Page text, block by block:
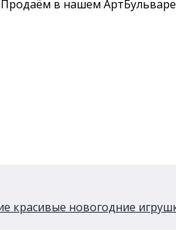
в нашем
красивые новогодние